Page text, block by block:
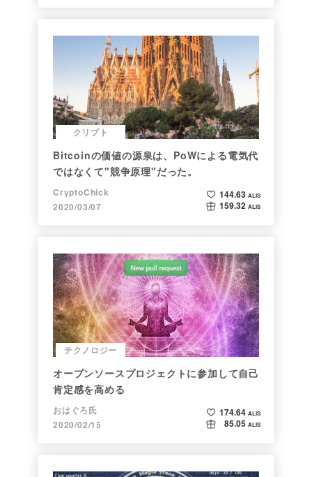
クリプト
Bitcoinの価値の源泉は、PoWによる電気代
ではなくて"競争原理"だった。
CryptoChick
2020/03/07
144.63 ALIS
159.32 ALIS
テクノロジー
オープンソースプロジェクトに参加して自己
肯定感を高める
おはぐろ氏
2020/02/15
174.64 ALIS
85.05 ALIS